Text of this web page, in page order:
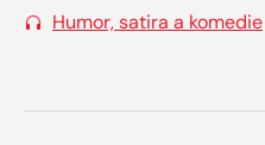
Humor, satira a komedie